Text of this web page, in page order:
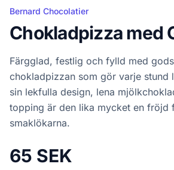
Bernard Chocolatier
Chokladpizza med
Färgglad, festlig och fylld med
chokladpizzan som gör varje stund
sin lekfulla design, lena
topping är den lika mycket en fröjd
smaklökarna.
65 SEK